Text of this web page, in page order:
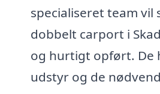
specialiseret team vil
dobbelt carport i
og hurtigt opført. De
udstyr og de